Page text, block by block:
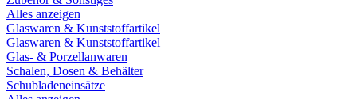
Alles anzeigen
Glaswaren & Kunststoffartikel
Glaswaren & Kunststoffartikel
Glas- & Porzellanwaren
Schalen, Dosen & Behälter
Schubladeneinsätze